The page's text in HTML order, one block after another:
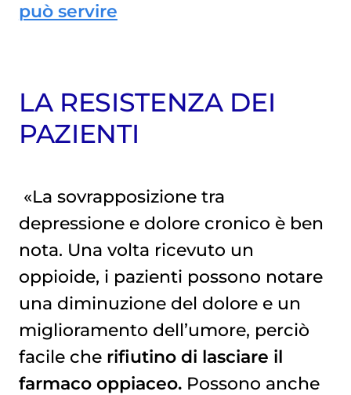
può servire
LA RESISTENZA DEI
PAZIENTI
«La sovrapposizione tra
depressione e dolore cronico è ben
nota. Una volta ricevuto un
oppioide, i pazienti possono notare
una diminuzione del dolore e un
miglioramento dell’umore, perciò
facile che rifiutino di lasciare il
farmaco oppiaceo.Possono anche